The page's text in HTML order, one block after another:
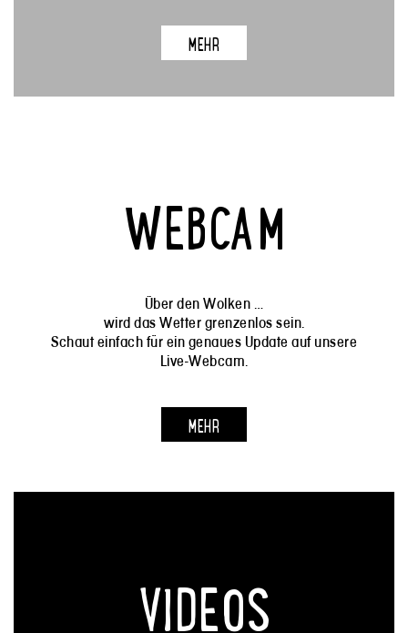
MEHR
WEBCAM
Über den Wolken …
wird das Wetter grenzenlos sein.
Schaut einfach für ein genaues Update auf unsere
Live-Webcam.
MEHR
VIDEOS